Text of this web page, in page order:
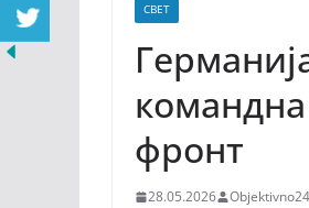
СВЕТ
фронт
28.05.2026 Objektivno24